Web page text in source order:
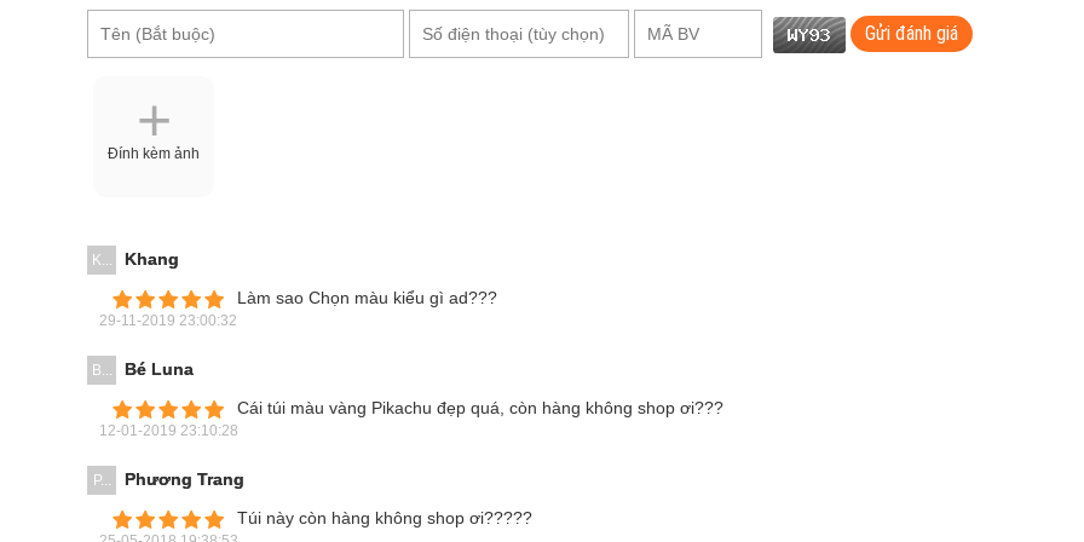
Gửi đánh giá
Đính kèm ảnh
K...
Khang
Làm sao Chọn màu kiểu gì ad???
29-11-2019 23:00:32
B...
Bé Luna
Cái túi màu vàng Pikachu đẹp quá, còn hàng không shop ơi???
12-01-2019 23:10:28
P...
Phương Trang
Túi này còn hàng không shop ơi?????